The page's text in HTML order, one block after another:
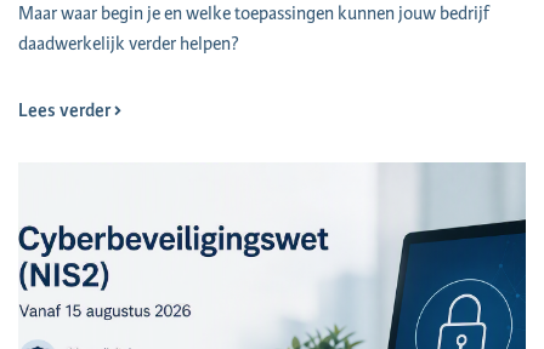
Maar waar begin je en welke toepassingen kunnen jouw bedrijf
daadwerkelijk verder helpen?
Lees verder